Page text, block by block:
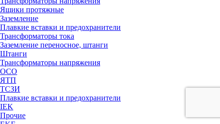
Ящики протяжные
Заземление
Плавкие вставки и предохранители
Трансформаторы тока
Заземление переносное, штанги
Штанги
Трансформаторы напряжения
ОСО
ЯТП
ТСЗИ
Плавкие вставки и предохранители
IEK
Прочие